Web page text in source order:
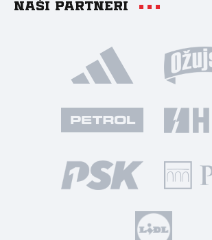
Naši partneri